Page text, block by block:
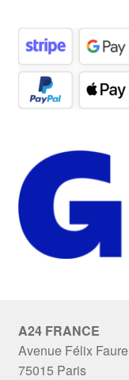
A24 FRANCE
Avenue Félix Faure
75015 Paris